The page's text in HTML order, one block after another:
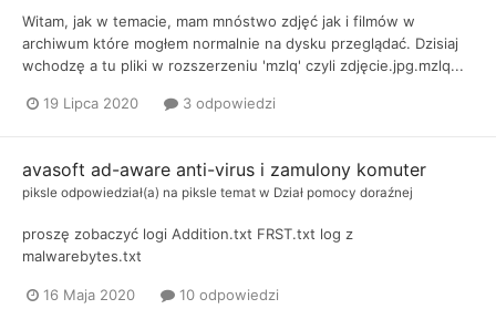
Witam, jak w temacie, mam mnóstwo zdjęć jak i filmów w
archiwum które mogłem normalnie na dysku przeglądać. Dzisiaj
wchodzę a tu pliki w rozszerzeniu 'mzlq' czyli zdjęcie.jpg.mzlq...
19 Lipca 2020 3 odpowiedzi
avasoft ad-aware anti-virus i zamulony komuter
piksle odpowiedział(a) na piksle temat w Dział pomocy doraźnej
proszę zobaczyć logi Addition.txt FRST.txt log z
malwarebytes.txt
16 Maja 2020 10 odpowiedzi